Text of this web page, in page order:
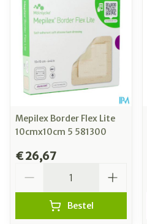
Mepilex Border Flex Lite
10cmx10cm 5 581300
€ 26,67
Bestel